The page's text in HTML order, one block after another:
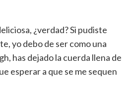
¿verdad? Si pudiste
yo debo de ser como una
has dejado la cuerda llena de
esperar a que se me sequen